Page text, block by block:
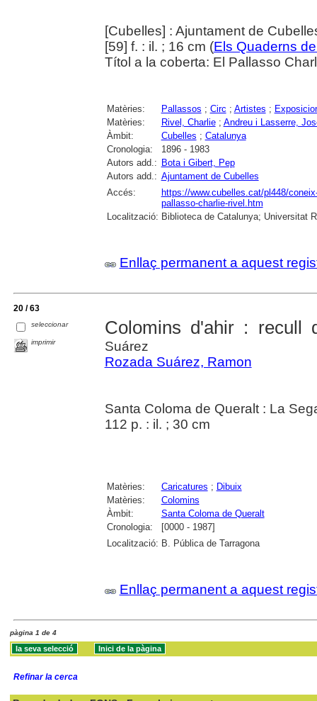
[Cubelles] : Ajuntament de
[59] f. : il. ; 16 cm (Els Quaderns
Títol a la coberta: El Pallasso
Matèries: Pallassos ; Circ ; Artistes ;
Matèries:
Rivel, Charlie; Andreu i Lasserre,
Àmbit:
Cubelles ; Catalunya
Cronologia:
1896 - 1983
Autors add.: Bota i Gibert, Pep
Autors add.: Ajuntament de Cubelles
Accés:
https://www.cubelles.cat/pl448/
pallasso-charlie-rivel.htm
Localització: Biblioteca de Catalunya; Universitat
Enllaç permanent a aquest
20 / 63
seleccionar
imprimir
Colomins d'ahir : recull
Suárez
Rozada Suárez, Ramon
Santa Coloma de Queralt : La
112 p. : il. ; 30 cm
Matèries: Caricatures ; Dibuix
Matèries:
Colomins
Àmbit:
Santa Coloma de Queralt
Cronologia:
[0000 - 1987]
Localització: B. Pública de Tarragona
Enllaç permanent a aquest
pàgina 1 de 4
Refinar la cerca